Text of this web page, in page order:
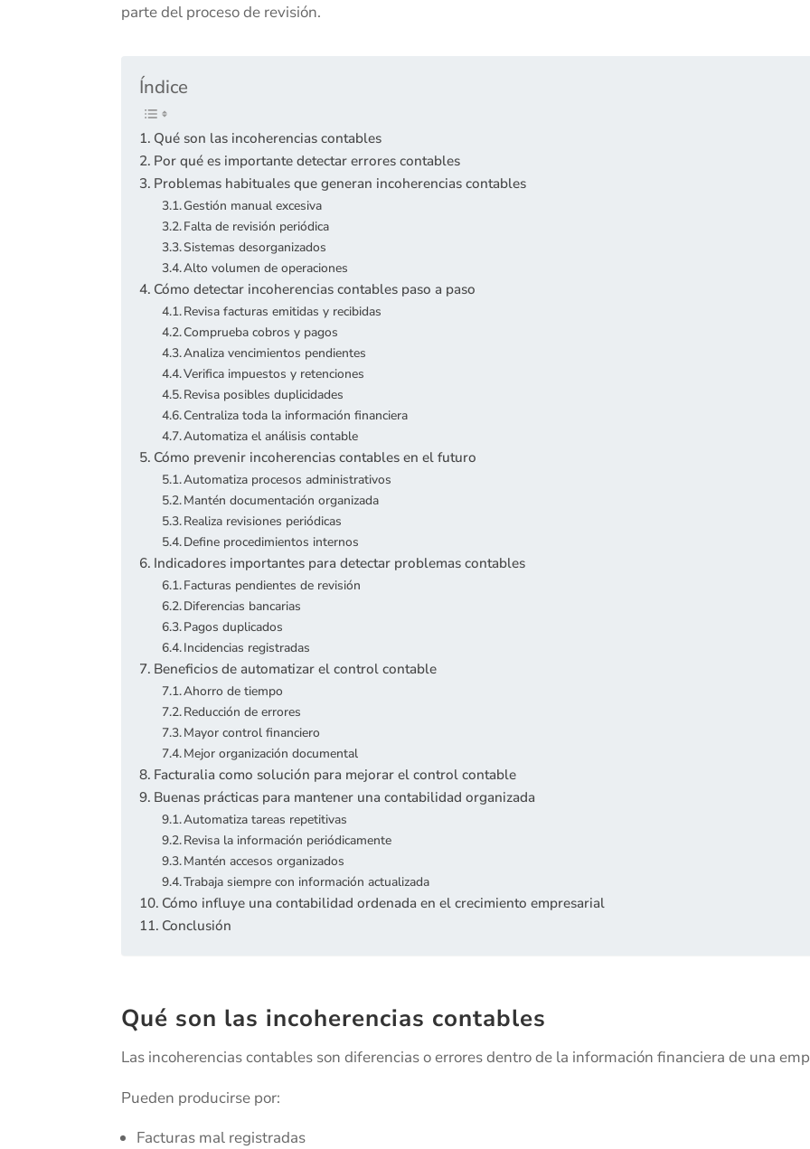
parte del proceso de revisión.
Índice
Qué son las incoherencias contables
Por qué es importante detectar errores contables
Problemas habituales que generan incoherencias contables
Gestión manual excesiva
Falta de revisión periódica
Sistemas desorganizados
Alto volumen de operaciones
Cómo detectar incoherencias contables paso a paso
Revisa facturas emitidas y recibidas
Comprueba cobros y pagos
Analiza vencimientos pendientes
Verifica impuestos y retenciones
Revisa posibles duplicidades
Centraliza toda la información financiera
Automatiza el análisis contable
Cómo prevenir incoherencias contables en el futuro
Automatiza procesos administrativos
Mantén documentación organizada
Realiza revisiones periódicas
Define procedimientos internos
Indicadores importantes para detectar problemas contables
Facturas pendientes de revisión
Diferencias bancarias
Pagos duplicados
Incidencias registradas
Beneficios de automatizar el control contable
Ahorro de tiempo
Reducción de errores
Mayor control financiero
Mejor organización documental
Facturalia como solución para mejorar el control contable
Buenas prácticas para mantener una contabilidad organizada
Automatiza tareas repetitivas
Revisa la información periódicamente
Mantén accesos organizados
Trabaja siempre con información actualizada
Cómo influye una contabilidad ordenada en el crecimiento empresarial
Conclusión
Qué son las incoherencias contables
Las incoherencias contables son diferencias o errores dentro de la información financiera de una
Pueden producirse por:
Facturas mal registradas